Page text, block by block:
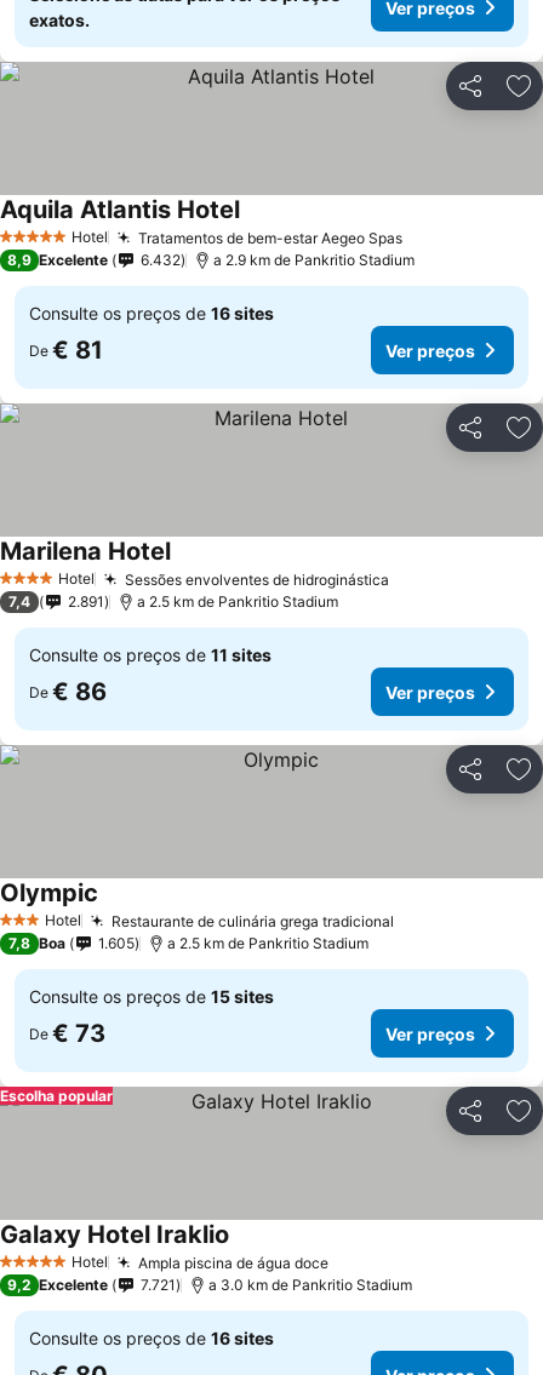
exatos.
Ver preços
Partilhar
5 Estrelas Hotel Tratamentos de bem-estar Aegeo SpasVer preços
Aquila Atlantis HotelVer preços
8,9 Excelente 6.432 a 2.9 km de Pankritio Stadium
Consulte os preços de 16 sites
De € 81 Ver preços
Partilhar
4 EstrelasHotel Sessões envolventes de hidroginástica
Marilena HotelVer preços
7,4 2.891 a 2.5 km de Pankritio Stadium
Consulte os preços de 11 sites
De € 86 Ver preços
Partilhar
3 EstrelasHotel Restaurante de culinária grega tradicional
Olympic
7,8 Boa 1.605 a 2.5 km de Pankritio Stadium
Consulte os preços de 15 sites
De € 73 Ver preços
Partilhar
Escolha popular
5 Estrelas Hotel Ampla piscina de água doceVer preços
Galaxy Hotel Iraklio
9,2 Excelente 7.721 a 3.0 km de Pankritio Stadium
Consulte os preços de 16 sites